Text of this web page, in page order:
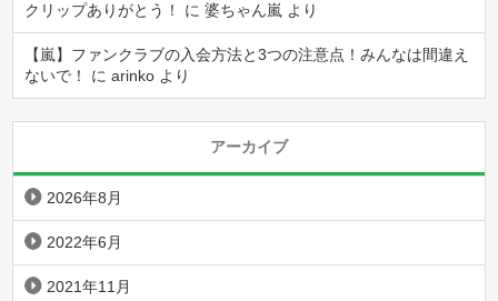
クリップありがとう！
に婆ちゃん嵐 より
【嵐】ファンクラブの入会方法と3つの注意点！みんなは間違え
ないで！
にarinko より
アーカイブ
2026年8月
2022年6月
2021年11月